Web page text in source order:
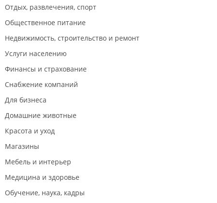
Отдых, развлечения, спорт
Общественное питание
Недвижимость, строительство и ремонт
Услуги населению
Финансы и страхование
Снабжение компаний
Для бизнеса
Домашние животные
Красота и уход
Магазины
Мебель и интерьер
Медицина и здоровье
Обучение, наука, кадры